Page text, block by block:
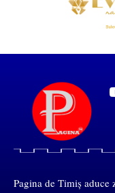
Pagina de Timiș